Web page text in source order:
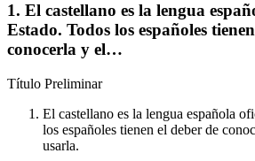
1. El castellano es la lengua
Estado. Todos los españoles
conocerla y el…
Título Preliminar
El castellano es la lengua española
los españoles tienen el deber de
usarla.